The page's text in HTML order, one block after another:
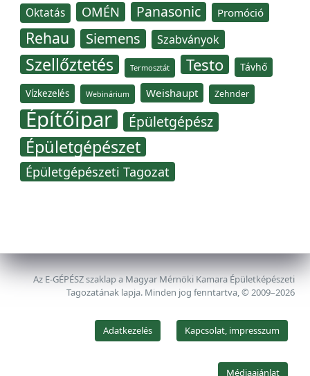
Oktatás OMÉN Panasonic Promóció
Rehau Siemens Szabványok
Szellőztetés Termosztát Testo Távhő
Vízkezelés Webinárium Weishaupt Zehnder
Építőipar Épületgépész
Épületgépészet
Épületgépészeti Tagozat
Az E-GÉPÉSZ szaklap a Magyar Mérnöki Kamara Épületképészeti
Tagozatának lapja. Minden jog fenntartva, © 2009–2026
Adatkezelés Kapcsolat, impresszum
Médiaajánlat